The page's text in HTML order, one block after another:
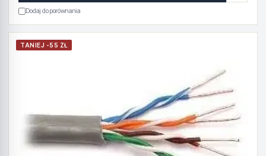
Dodaj do porównania
TANIEJ -55 ZŁ